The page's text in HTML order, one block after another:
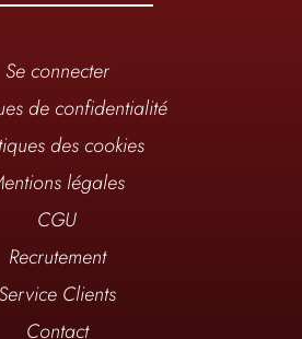
Se connecter
de confidentialité
des cookies
légales
CGU
Recrutement
Service Clients
Contact